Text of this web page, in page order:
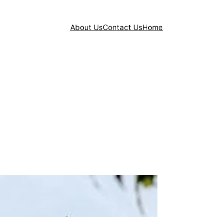
About UsContact UsHome